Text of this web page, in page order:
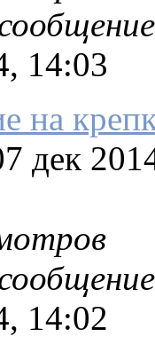
14:03
на
дек
14:02